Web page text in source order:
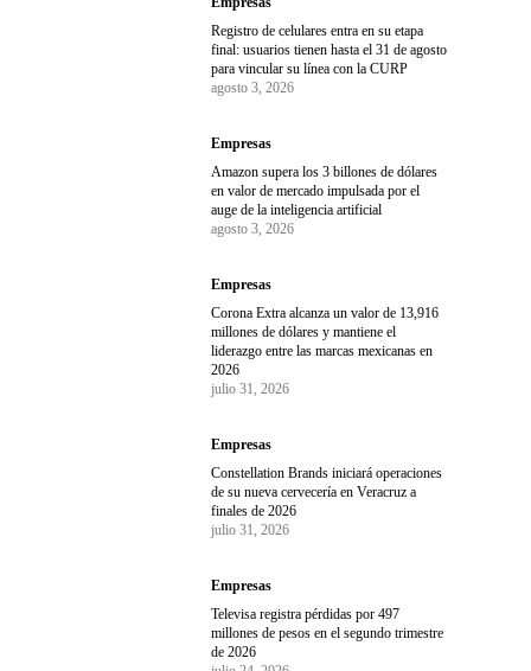
Registro de celulares entra en su etapa
final: usuarios tienen hasta el 31 de agosto
para vincular su línea con la CURP
agosto 3, 2026
Empresas
Amazon supera los 3 billones de dólares
en valor de mercado impulsada por el
auge de la inteligencia artificial
agosto 3, 2026
Empresas
Corona Extra alcanza un valor de 13,916
millones de dólares y mantiene el
liderazgo entre las marcas mexicanas en
2026
julio 31, 2026
Empresas
Constellation Brands iniciará operaciones
de su nueva cervecería en Veracruz a
finales de 2026
julio 31, 2026
Empresas
Televisa registra pérdidas por 497
millones de pesos en el segundo trimestre
de 2026